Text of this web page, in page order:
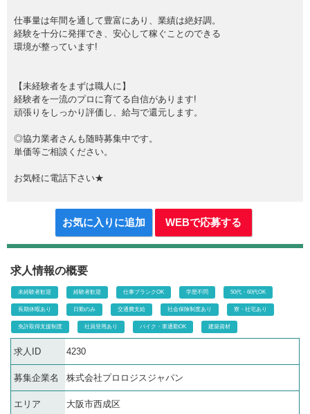
仕事量は年間を通して豊富にあり、業績は絶好調。
経験を十分に発揮でき、安心して稼ぐことのできる
環境が整っています!
【未経験者をまずは職人に】
経験者を一流のプロに育てる自信があります!
頑張りをしっかり評価し、給与で還元します。
◎協力業者さんも随時募集中です。
単価等ご相談ください。
お気軽に電話下さい★
お気に入りに追加 WEBで応募する
求人情報の概要
未経験者歓迎 経験者歓迎 仕事ブランクOK 学歴不問 50代・60代OK
長期休暇あり 日勤のみ 交通費支給 社会保険制度あり 寮・社宅あり
免許取得支援制度 社員登用あり バイク・車通勤OK 建築資材
求人ID 4230
募集企業名 株式会社プロロジスジャパン
エリア 大阪市西成区